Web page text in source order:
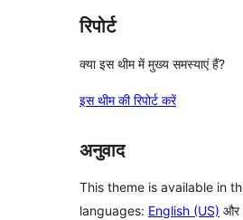
रिपोर्ट
क्या इस थीम में मुख्य समस्याएं हैं?
इस थीम की रिपोर्ट करें
अनुवाद
This theme is available in
languages: English (US) और